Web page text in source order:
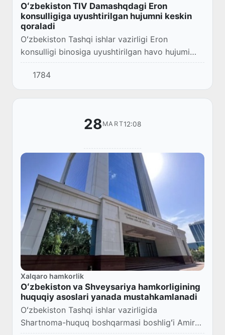
Oʻzbekiston TIV Damashqdagi Eron
konsulligiga uyushtirilgan hujumni keskin
qoraladi
Oʻzbekiston Tashqi ishlar vazirligi Eron
konsulligi binosiga uyushtirilgan havo hujumi
yuzasidan bayonot bilan chiqdi.
1784
28MART12:08
Xalqaro hamkorlik
Oʻzbekiston va Shveysariya hamkorligining
huquqiy asoslari yanada mustahkamlanadi
Oʻzbekiston Tashqi ishlar vazirligida
Shartnoma-huquq boshqarmasi boshligʻi Amir